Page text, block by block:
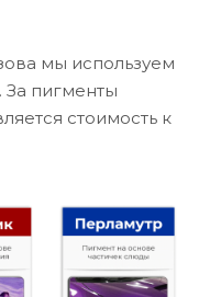
мы используем
За пигменты
стоимость к